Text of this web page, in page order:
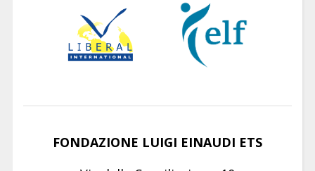
FONDAZIONE LUIGI EINAUDI ETS